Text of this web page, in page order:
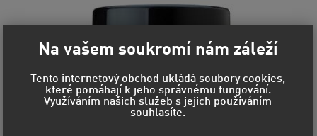
Na vašem soukromí nám záleží
Tento internetový obchod ukládá soubory cookies,
které pomáhají k jeho správnému fungování.
Využíváním našich služeb s jejich používáním
souhlasíte.